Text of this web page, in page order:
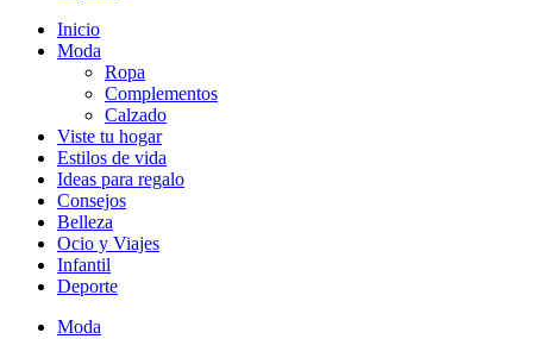
Inicio
Moda
Ropa
Complementos
Calzado
Viste tu hogar
Estilos de vida
Ideas para regalo
Consejos
Belleza
Ocio y Viajes
Infantil
Deporte
Moda